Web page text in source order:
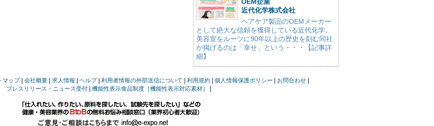
近代化学株式会社
ヘアケア製品のOEMメーカー
として絶大な信頼を獲得している近代化学。
美容室をルーツに90年以上の歴史を刻む同社
が掲げるのは「幸せ」という・・・【記事詳
細】
マップ 会社概要 求人情報 ヘルプ 利用者情報の外部送信について 利用規約 個人情報保護ポリシー
お問合わせ
プレスリリース・ニュース受付
機能性表示食品制度［機能性表示対応素材］